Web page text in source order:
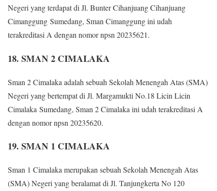
Negeri yang terdapat di Jl. Bunter Cihanjuang Cihanjuang
Cimanggung Sumedang, Sman Cimanggung ini udah
terakreditasi A dengan nomor npsn 20235621.
18. SMAN 2 CIMALAKA
Sman 2 Cimalaka adalah sebuah Sekolah Menengah Atas (SMA)
Negeri yang bertempat di Jl. Margamukti No.18 Licin Licin
Cimalaka Sumedang, Sman 2 Cimalaka ini udah terakreditasi A
dengan nomor npsn 20235620.
19. SMAN 1 CIMALAKA
Sman 1 Cimalaka merupakan sebuah Sekolah Menengah Atas
(SMA) Negeri yang beralamat di Jl. Tanjungkerta No 120